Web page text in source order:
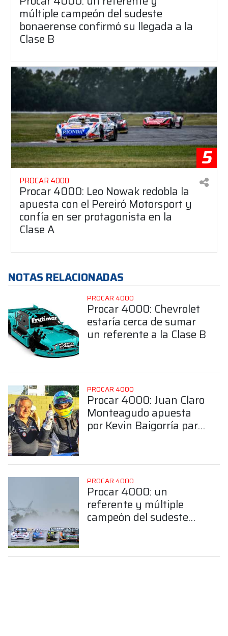
múltiple campeón del sudeste
bonaerense confirmó su llegada a la
Clase B
5
PROCAR 4000
Procar 4000: Leo Nowak redobla la
apuesta con el Pereiró Motorsport y
confía en ser protagonista en la
Clase A
NOTAS RELACIONADAS
PROCAR 4000
Procar 4000: Chevrolet
estaría cerca de sumar
un referente a la Clase B
PROCAR 4000
Procar 4000: Juan Claro
Monteagudo apuesta
por Kevin Baigorría para
PROCAR 4000
Procar 4000: un
referente y múltiple
campeón del sudeste